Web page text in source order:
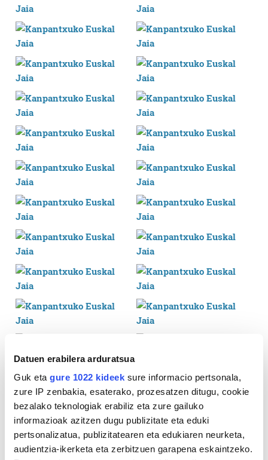
Datuen erabilera arduratsua
Guk eta gure 1022 kideek sure informacio pertsonala,
zure IP zenbakia, esaterako, prozesatzen ditugu, cookie
bezalako teknologiak erabiliz eta zure gailuko
informazioak azitzen dugu publizitate eta eduki
pertsonalizatua, publizitatearen eta edukiaren neurketa,
audientzia-ikerketa eta zerbitzuen garapena eskaintzeko.